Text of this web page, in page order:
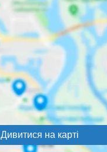
Дивитися на карті